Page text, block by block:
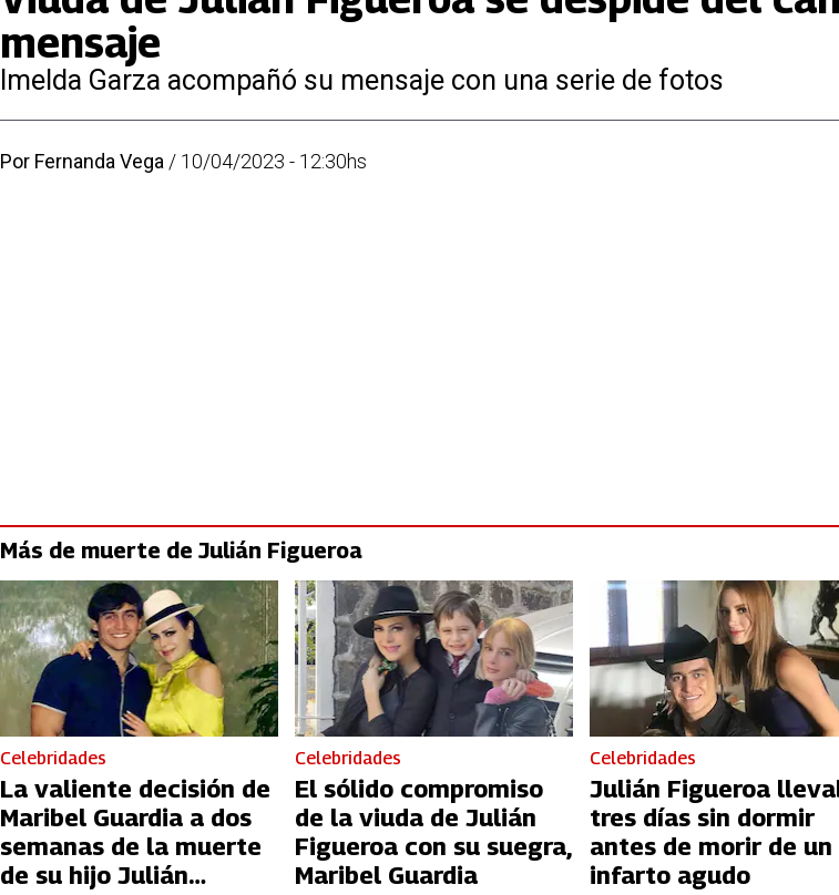
mensaje
Imelda Garza acompañó su mensaje con una serie de fotos
Por Fernanda Vega / 10/04/2023 - 12:30hs
Más de muerte de Julián Figueroa
Celebridades
La valiente decisión de
Maribel Guardia a dos
semanas de la muerte
de su hijo Julián
Celebridades
El sólido compromiso
de la viuda de Julián
Figueroa con su suegra,
Maribel Guardia
Celebridades
Julián Figueroa
tres días sin dormir
antes de morir de un
infarto agudo